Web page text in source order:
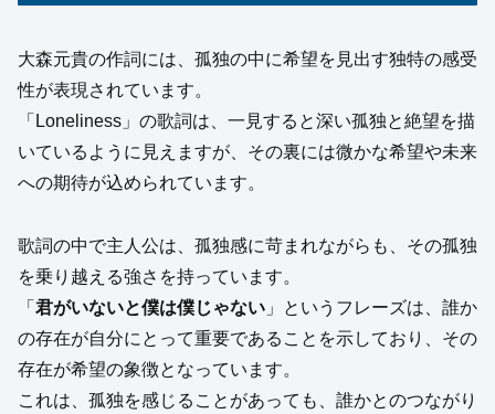
大森元貴の作詞には、孤独の中に希望を見出す独特の感受
性が表現されています。
「Loneliness」の歌詞は、一見すると深い孤独と絶望を描
いているように見えますが、その裏には微かな希望や未来
への期待が込められています。
歌詞の中で主人公は、孤独感に苛まれながらも、その孤独
を乗り越える強さを持っています。
「 君がいないと僕は僕じゃない 」というフレーズは、誰か
の存在が自分にとって重要であることを示しており、その
存在が希望の象徴となっています。
これは、孤独を感じることがあっても、誰かとのつながり